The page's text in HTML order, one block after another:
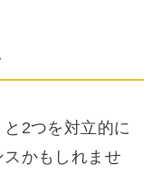
と2つを対立的に
かもしれませ